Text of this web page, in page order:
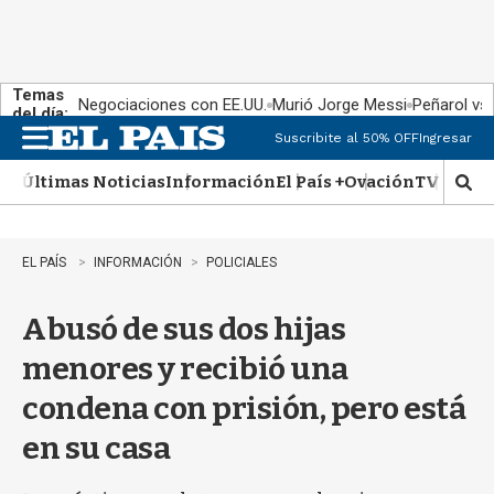
Temas
del día: Negociaciones con EE.UU. Murió Jorge Messi Peñarol
n
u
Suscribite al 50% OFFIngresar
Últimas NoticiasInformaciónEl País +OvaciónTV Show
M
o
q
EL PAÍS INFORMACIÓN POLICIALES
Abusó de sus dos hijas
menores y recibió una
condena con prisión, pero está
en su casa